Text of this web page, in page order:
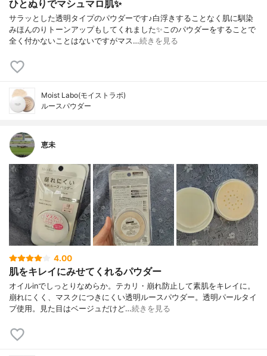
ひとぬりでマシュマロ肌✨
サラッとした透明タイプのパウダーです♪白浮きすることなく肌に馴染
みほんのりトーンアップもしてくれました✨このパウダーをすることで
全く付かないことはないですがマス…続きを見る
Moist Labo(モイストラボ)
ルースパウダー
恵未
4.00
肌をキレイにみせてくれるパウダー
オイルinでしっとりなめらか。テカリ・崩れ防止して素肌をキレイに。
崩れにくく、マスクにつきにくい透明ルースパウダー。透明パールタイ
プ使用。見た目はベージュだけど…続きを見る